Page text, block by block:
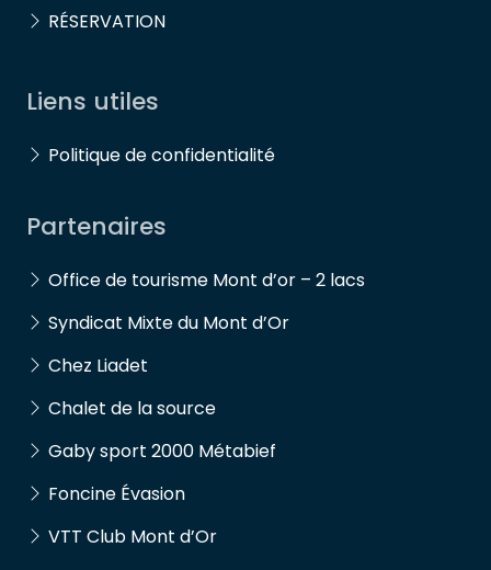
RÉSERVATION
Liens utiles
Politique de confidentialité
Partenaires
Office de tourisme Mont d’or – 2 lacs
Syndicat Mixte du Mont d’Or
Chez Liadet
Chalet de la source
Gaby sport 2000 Métabief
Foncine Évasion
VTT Club Mont d’Or